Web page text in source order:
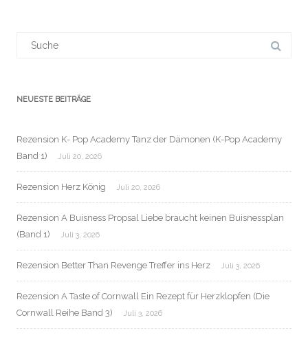
NEUESTE BEITRÄGE
Rezension K- Pop Academy Tanz der Dämonen (K-Pop Academy
Band 1)
Juli 20, 2026
Rezension Herz König Juli 20, 2026
Rezension A Buisness Propsal Liebe braucht keinen Buisnessplan
(Band 1)
Juli 3, 2026
Rezension Better Than Revenge Treffer ins Herz Juli 3, 2026
Rezension A Taste of Cornwall Ein Rezept für Herzklopfen (Die
Cornwall Reihe Band 3)
Juli 3, 2026